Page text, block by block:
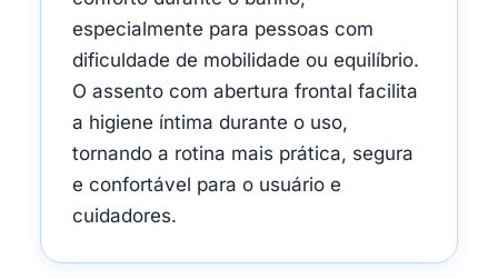
especialmente para pessoas com
dificuldade de mobilidade ou equilíbrio.
O assento com abertura frontal facilita
a higiene íntima durante o uso,
tornando a rotina mais prática, segura
e confortável para o usuário e
cuidadores.